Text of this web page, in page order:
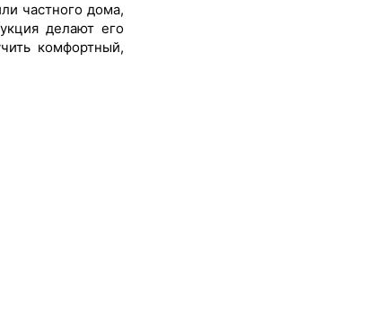
частного дома,
делают его
комфортный,